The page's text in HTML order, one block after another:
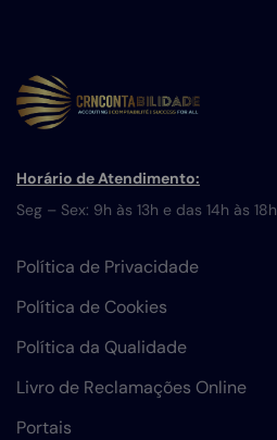
Horário de Atendimento:
Seg – Sex: 9h às 13h e das 14h às 18h
Política de Privacidade
Política de Cookies
Política da Qualidade
Livro de Reclamações Online
Portais